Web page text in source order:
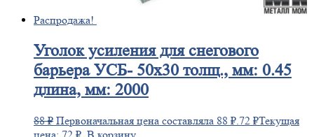
Распродажа!
Уголокусиления для снегового
барьера УСБ- 50х30 толщ., мм: 0.45
длина, мм: 2000
88₽ Первоначальная цена составляла 88 ₽. 72 ₽Текущая